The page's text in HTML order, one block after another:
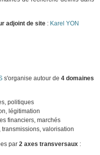
adjoint de site : Karel YON
s'organise autour de 4 domaines
politiques
légitimation
financiers, marchés
transmissions, valorisation
par 2 axes transversaux :